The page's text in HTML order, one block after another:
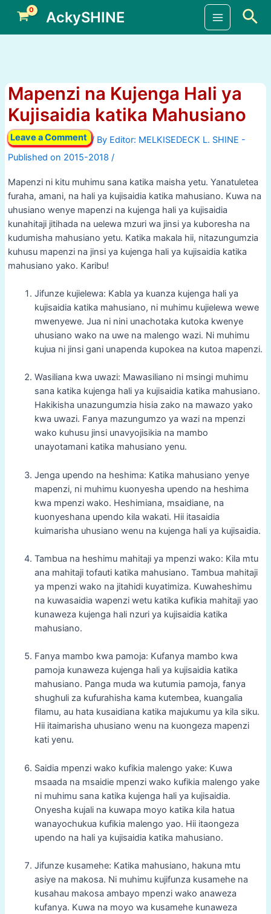
content
AckySHINE
Main
Mapenzi na Kujenga Hali ya
Kujisaidia katika Mahusiano
Leave a Comment / By
/
Mapenzi ni kitu muhimu sana katika maisha yetu. Yanatuletea
furaha, amani, na hali ya kujisaidia katika mahusiano. Kuwa na
uhusiano wenye mapenzi na kujenga hali ya kujisaidia
kunahitaji jitihada na uelewa mzuri wa jinsi ya kuboresha na
kudumisha mahusiano yetu. Katika makala hii, nitazungumzia
kuhusu mapenzi na jinsi ya kujenga hali ya kujisaidia katika
mahusiano yako. Karibu!
Jifunze kujielewa: Kabla ya kuanza kujenga hali ya
kujisaidia katika mahusiano, ni muhimu kujielewa wewe
mwenyewe. Jua ni nini unachotaka kutoka kwenye
uhusiano wako na uwe na malengo wazi. Ni muhimu
kujua ni jinsi gani unapenda kupokea na kutoa mapenzi.
Wasiliana kwa uwazi: Mawasiliano ni msingi muhimu
sana katika kujenga hali ya kujisaidia katika mahusiano.
Hakikisha unazungumzia hisia zako na mawazo yako
kwa uwazi. Fanya mazungumzo ya wazi na mpenzi
wako kuhusu jinsi unavyojisikia na mambo
unayotamani katika mahusiano yenu.
Jenga upendo na heshima: Katika mahusiano yenye
mapenzi, ni muhimu kuonyesha upendo na heshima
kwa mpenzi wako. Heshimiana, msaidiane, na
kuonyeshana upendo kila wakati. Hii itasaidia
kuimarisha uhusiano wenu na kujenga hali ya kujisaidia.
Tambua na heshimu mahitaji ya mpenzi wako: Kila mtu
ana mahitaji tofauti katika mahusiano. Tambua mahitaji
ya mpenzi wako na jitahidi kuyatimiza. Kuwaheshimu
na kuwasaidia wapenzi wetu katika kufikia mahitaji yao
kunaweza kujenga hali nzuri ya kujisaidia katika
mahusiano.
Fanya mambo kwa pamoja: Kufanya mambo kwa
pamoja kunaweza kujenga hali ya kujisaidia katika
mahusiano. Panga muda wa kutumia pamoja, fanya
shughuli za kufurahisha kama kutembea, kuangalia
filamu, au hata kusaidiana katika majukumu ya kila siku.
Hii itaimarisha uhusiano wenu na kuongeza mapenzi
kati yenu.
Saidia mpenzi wako kufikia malengo yake: Kuwa
msaada na msaidie mpenzi wako kufikia malengo yake
ni muhimu sana katika kujenga hali ya kujisaidia.
Onyesha kujali na kuwapa moyo katika kila hatua
wanayochukua kufikia malengo yao. Hii itaongeza
upendo na hali ya kujisaidia katika mahusiano.
Jifunze kusamehe: Katika mahusiano, hakuna mtu
asiye na makosa. Ni muhimu kujifunza kusamehe na
kusahau makosa ambayo mpenzi wako anaweza
kufanya. Kuwa na moyo wa kusamehe kunaweza